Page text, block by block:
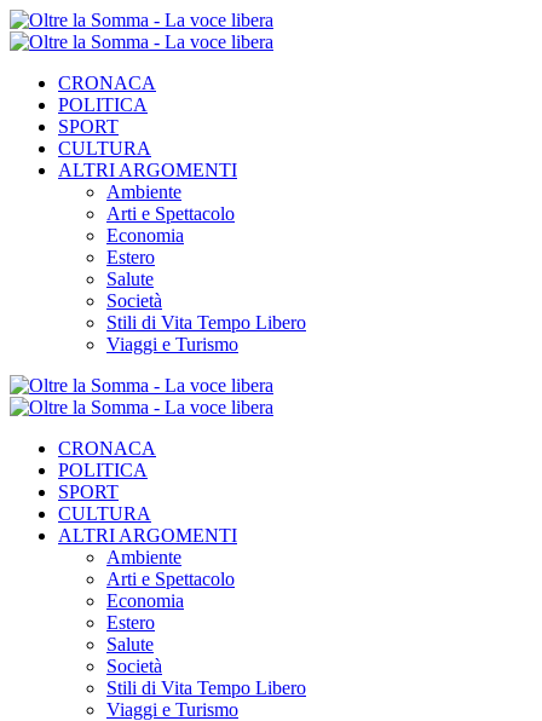
CRONACA
POLITICA
SPORT
CULTURA
ALTRI ARGOMENTI
Ambiente
Arti e Spettacolo
Economia
Estero
Salute
Società
Stili di Vita Tempo Libero
Viaggi e Turismo
CRONACA
POLITICA
SPORT
CULTURA
ALTRI ARGOMENTI
Ambiente
Arti e Spettacolo
Economia
Estero
Salute
Società
Stili di Vita Tempo Libero
Viaggi e Turismo